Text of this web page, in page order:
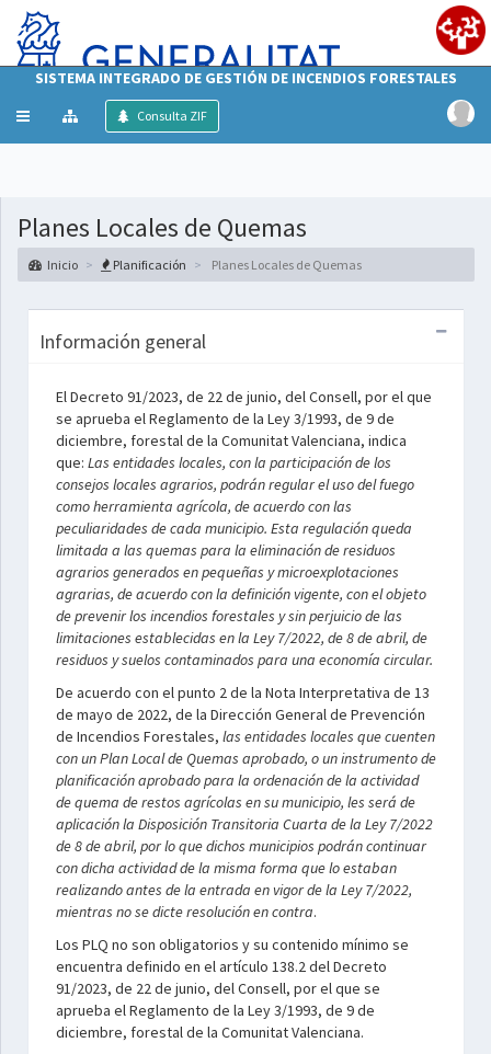
SISTEMA INTEGRADO DE GESTIÓN DE INCENDIOS FORESTALES
Mostrar/ocultar
Consulta ZIF
Planes Locales de Quemas
Inicio Planificación Planes Locales de Quemas
Información general
El Decreto 91/2023, de 22 de junio, del Consell, por el que
se aprueba el Reglamento de la Ley 3/1993, de 9 de
diciembre, forestal de la Comunitat Valenciana, indica
que: Las entidades locales, con la participación de los
consejos locales agrarios, podrán regular el uso del fuego
como herramienta agrícola, de acuerdo con las
peculiaridades de cada municipio. Esta regulación queda
limitada a las quemas para la eliminación de residuos
agrarios generados en pequeñas y microexplotaciones
agrarias, de acuerdo con la definición vigente, con el objeto
de prevenir los incendios forestales y sin perjuicio de las
limitaciones establecidas en la Ley 7/2022, de 8 de abril, de
residuos y suelos contaminados para una economía circular.
De acuerdo con el punto 2 de la Nota Interpretativa de 13
de mayo de 2022, de la Dirección General de Prevención
de Incendios Forestales, las entidades locales que cuenten
con un Plan Local de Quemas aprobado, o un instrumento de
planificación aprobado para la ordenación de la actividad
de quema de restos agrícolas en su municipio, les será de
aplicación la Disposición Transitoria Cuarta de la Ley 7/2022
de 8 de abril, por lo que dichos municipios podrán continuar
con dicha actividad de la misma forma que lo estaban
realizando antes de la entrada en vigor de la Ley 7/2022,
mientras no se dicte resolución en contra.
Los PLQ no son obligatorios y su contenido mínimo se
encuentra definido en el artículo 138.2 del Decreto
91/2023, de 22 de junio, del Consell, por el que se
aprueba el Reglamento de la Ley 3/1993, de 9 de
diciembre, forestal de la Comunitat Valenciana.